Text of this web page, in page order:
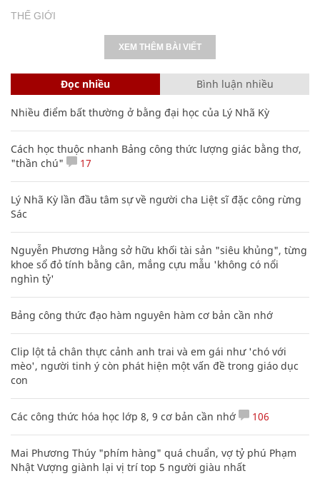
THẾ GIỚI
XEM THÊM BÀI VIẾT
Đọc nhiều Bình luận nhiều
Nhiều điểm bất thường ở bằng đại học của Lý Nhã Kỳ
Cách học thuộc nhanh Bảng công thức lượng giác bằng thơ,
"thần chú"
17
Lý Nhã Kỳ lần đầu tâm sự về người cha Liệt sĩ đặc công rừng
Sác
Nguyễn Phương Hằng sở hữu khối tài sản "siêu khủng", từng
khoe sổ đỏ tính bằng cân, mắng cựu mẫu 'không có nổi
nghìn tỷ'
Bảng công thức đạo hàm nguyên hàm cơ bản cần nhớ
Clip lột tả chân thực cảnh anh trai và em gái như 'chó với
mèo', người tinh ý còn phát hiện một vấn đề trong giáo dục
con
Các công thức hóa học lớp 8, 9 cơ bản cần nhớ 106
Mai Phương Thúy "phím hàng" quá chuẩn, vợ tỷ phú Phạm
Nhật Vượng giành lại vị trí top 5 người giàu nhất